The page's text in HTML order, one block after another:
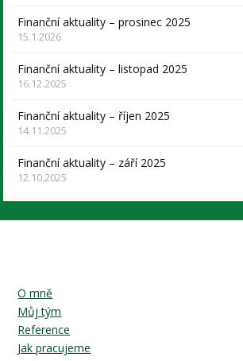
Finanční aktuality – prosinec 2025
15.1.2026
Finanční aktuality – listopad 2025
16.12.2025
Finanční aktuality – říjen 2025
14.11.2025
Finanční aktuality – září 2025
12.10.2025
O mně
Můj tým
Reference
Jak pracujeme